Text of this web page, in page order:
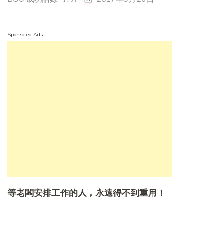
Sponsored Ads
等老闆安排工作的人，永遠得不到重用！